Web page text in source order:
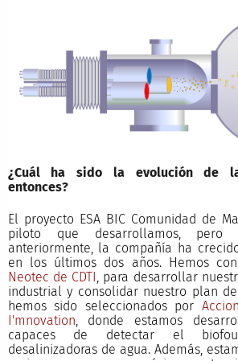
¿Cuál ha sido la evolución de
entonces?
El proyecto ESA BIC Comunidad de
piloto que desarrollamos, pero
anteriormente, la compañía ha
en los últimos dos años. Hemos
Neotec de CDTI , para desarrollar
industrial y consolidar nuestro plan de
hemos sido seleccionados por
I'mnovation , donde estamos
capaces de detectar el
desalinizadoras de agua. Además,